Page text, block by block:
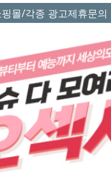
몰/각종 광고제휴문의